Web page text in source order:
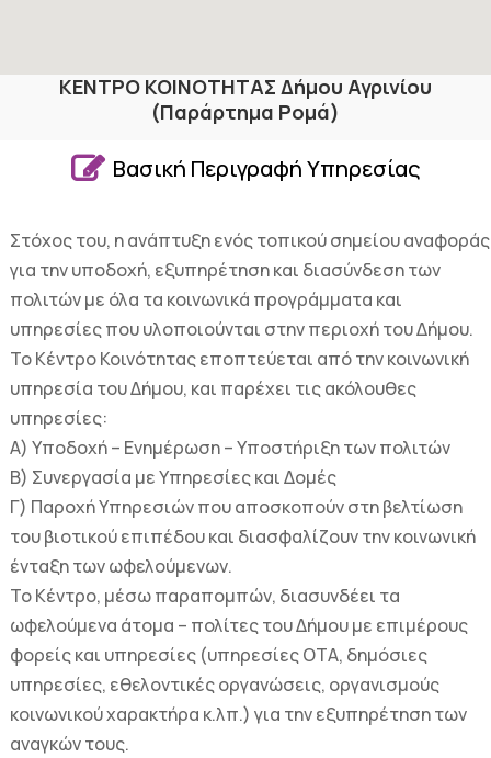
ΚΕΝΤΡΟ ΚΟΙΝΟΤΗΤΑΣ Δήμου Αγρινίου
(Παράρτημα Ρομά)
 Βασική Περιγραφή Υπηρεσίας
Στόχος του, η ανάπτυξη ενός τοπικού σημείου αναφοράς
για την υποδοχή, εξυπηρέτηση και διασύνδεση των
πολιτών με όλα τα κοινωνικά προγράμματα και
υπηρεσίες που υλοποιούνται στην περιοχή του Δήμου.
Το Κέντρο Κοινότητας εποπτεύεται από την κοινωνική
υπηρεσία του Δήμου, και παρέχει τις ακόλουθες
υπηρεσίες:
Α) Υποδοχή – Ενημέρωση – Υποστήριξη των πολιτών
Β) Συνεργασία με Υπηρεσίες και Δομές
Γ) Παροχή Υπηρεσιών που αποσκοπούν στη βελτίωση
του βιοτικού επιπέδου και διασφαλίζουν την κοινωνική
ένταξη των ωφελούμενων.
Το Κέντρο, μέσω παραπομπών, διασυνδέει τα
ωφελούμενα άτομα – πολίτες του Δήμου με επιμέρους
φορείς και υπηρεσίες (υπηρεσίες ΟΤΑ, δημόσιες
υπηρεσίες, εθελοντικές οργανώσεις, οργανισμούς
κοινωνικού χαρακτήρα κ.λπ.) για την εξυπηρέτηση των
αναγκών τους.